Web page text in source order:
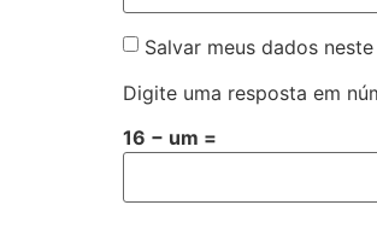
Salvar meus dados
Digite uma resposta em
16 − um =